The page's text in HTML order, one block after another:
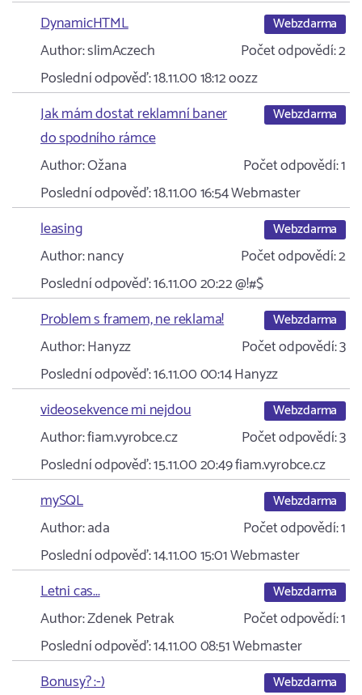
DynamicHTML Webzdarma
Author:slimAczech Počet odpovědí:2
Poslední odpověď:18.11.00 18:12oozz
Jak mám dostat reklamní baner
do spodního rámce
Webzdarma
Author:Ožana Počet odpovědí:1
Poslední odpověď:18.11.00 16:54Webmaster
leasing
Webzdarma
Author:nancy Počet odpovědí:2
Poslední odpověď:16.11.00 20:22@!#$
Problem s framem, ne reklama!
Webzdarma
Author:Hanyzz Počet odpovědí:3
Poslední odpověď:16.11.00 00:14Hanyzz
videosekvence mi nejdou
Webzdarma
Author:fiam.vyrobce.cz Počet odpovědí:3
Poslední odpověď:15.11.00 20:49fiam.vyrobce.cz
mySQL
Webzdarma
Author:ada Počet odpovědí:1
Poslední odpověď:14.11.00 15:01Webmaster
Letni cas...
Webzdarma
Author:Zdenek Petrak Počet odpovědí:1
Poslední odpověď:14.11.00 08:51Webmaster
Bonusy? :-)
Webzdarma